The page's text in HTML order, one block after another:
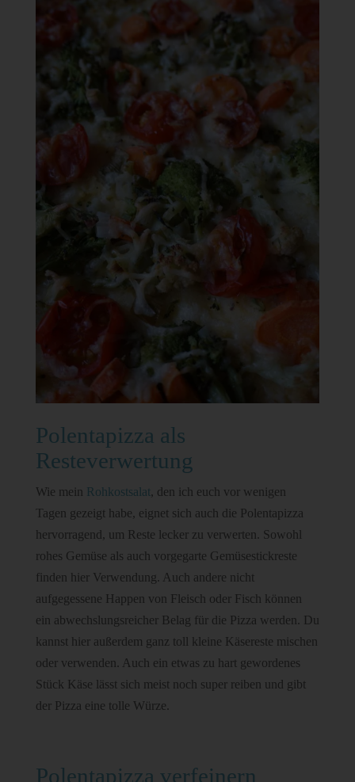
Polentapizza als
Resteverwertung
Wie mein Rohkostsalat, den ich euch vor wenigen
Tagen gezeigt habe, eignet sich auch die Polentapizza
hervorragend, um Reste lecker zu verwerten. Sowohl
rohes Gemüse als auch vorgegarte Gemüsestickreste
finden hier Verwendung. Auch andere nicht
aufgegessene Happen von Fleisch oder Fisch können
ein abwechslungsreicher Belag für die Pizza werden. Du
kannst hier außerdem ganz toll kleine Käsereste mischen
oder verwenden. Auch ein etwas zu hart gewordenes
Stück Käse lässt sich meist noch super reiben und gibt
der Pizza eine tolle Würze.
Polentapizza verfeinern